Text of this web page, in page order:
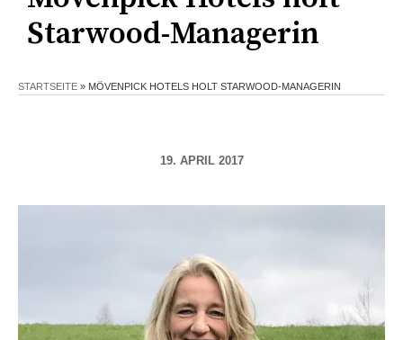
Starwood-Managerin
STARTSEITE » MÖVENPICK HOTELS HOLT STARWOOD-MANAGERIN
19. APRIL 2017